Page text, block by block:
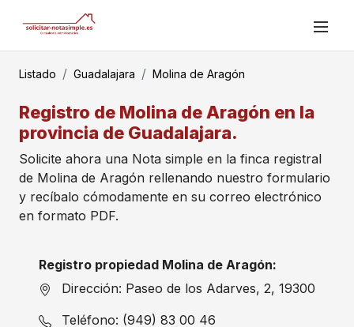
Listado Guadalajara Molina de Aragón
Registro de Molina de Aragón en la
provincia de Guadalajara.
Solicite ahora una Nota simple en la finca registral
de Molina de Aragón rellenando nuestro formulario
y recíbalo cómodamente en su correo electrónico
en formato PDF.
Registro propiedad Molina de Aragón:
Dirección: Paseo de los Adarves, 2, 19300
Teléfono: (949) 83 00 46